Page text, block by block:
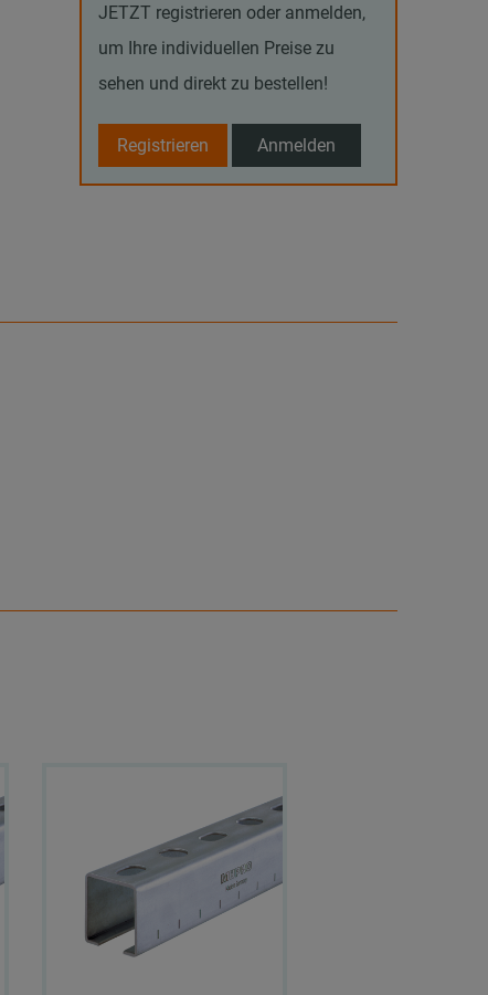
JETZT registrieren oder anmelden,
um Ihre individuellen Preise zu
sehen und direkt zu bestellen!
Registrieren Anmelden